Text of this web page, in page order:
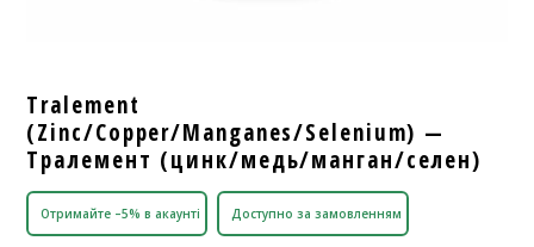
Tralement
(Zinc/Copper/Manganes/Selenium) —
Тралемент (цинк/медь/манган/селен)
Отримайте –5% в акаунті Доступно за замовленням